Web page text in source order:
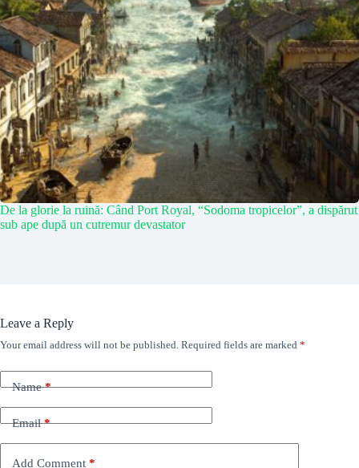
De la glorie la ruină: Când Port Royal, “Sodoma tropicelor”, a dispărut
sub ape după un cutremur devastator
Leave a Reply
Your email address will not be published. Required fields are marked *
Name*
Email*
Add Comment *